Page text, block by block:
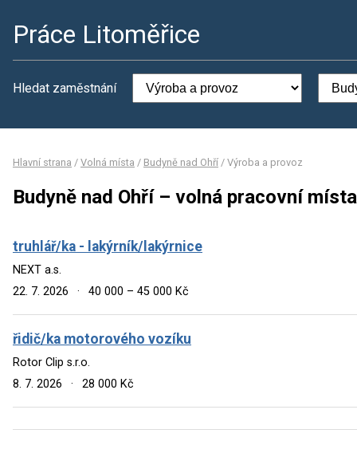
Práce Litoměřice
Hledat zaměstnání
Hlavní strana / Volná místa / Budyně nad Ohří / Výroba a provoz
Budyně nad Ohří – volná pracovní
truhlář/ka - lakýrník/lakýrnice
NEXT a.s.
22. 7. 2026
· 40 000 – 45 000 Kč
řidič/ka motorového vozíku
Rotor Clip s.r.o.
8. 7. 2026
· 28 000 Kč